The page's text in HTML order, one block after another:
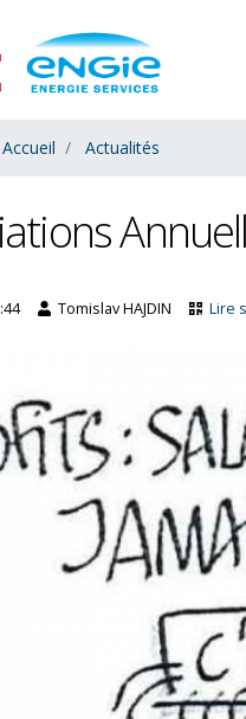
Accueil Actualités
Tomislav HAJDIN Lire
: le ras le bol des